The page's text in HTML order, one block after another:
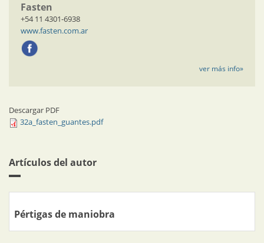
Fasten
+54 11 4301-6938
www.fasten.com.ar
ver más info»
Descargar PDF
32a_fasten_guantes.pdf
Artículos del autor
Pértigas de maniobra